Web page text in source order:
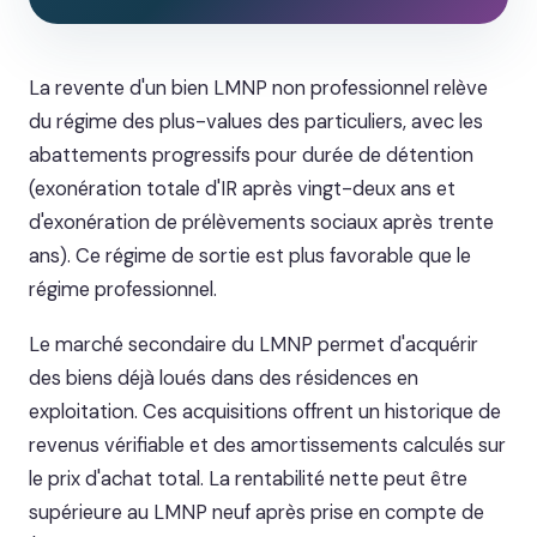
La revente d'un bien LMNP non professionnel relève
du régime des plus-values des particuliers, avec les
abattements progressifs pour durée de détention
(exonération totale d'IR après vingt-deux ans et
d'exonération de prélèvements sociaux après trente
ans). Ce régime de sortie est plus favorable que le
régime professionnel.
Le marché secondaire du LMNP permet d'acquérir
des biens déjà loués dans des résidences en
exploitation. Ces acquisitions offrent un historique de
revenus vérifiable et des amortissements calculés sur
le prix d'achat total. La rentabilité nette peut être
supérieure au LMNP neuf après prise en compte de